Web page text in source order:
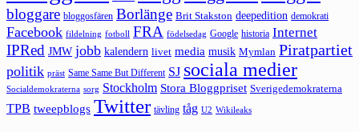
bloggare bloggosfären Borlänge Brit Stakston deepedition demokrati
Facebook fildelning fotboll FRA födelsedag Google historia Internet
IPRed JMW jobb kalendern livet media musik Mymlan Piratpartiet
politik präst Same Same But Different SJ sociala medier
Socialdemokraterna sorg Stockholm Stora Bloggpriset Sverigedemokraterna
TPB tweepblogs Twitter tävling tåg U2 Wikileaks